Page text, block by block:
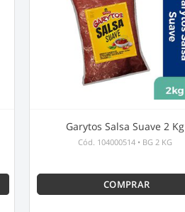
Garytos Salsa Suave 2 Kg
Cód. 104000514 • BG 2 KG
COMPRAR